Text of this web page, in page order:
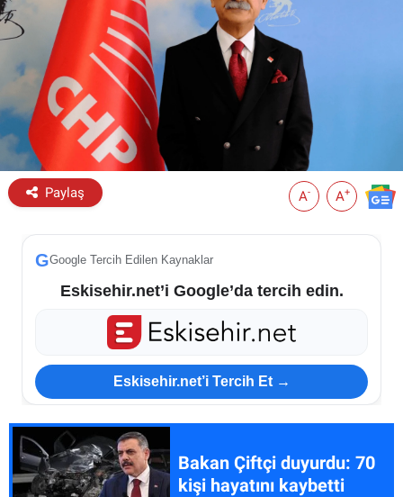
Paylaş A- A+
GGoogle Tercih Edilen Kaynaklar
Eskisehir.net’i Google’da tercih edin.
Eskisehir.net’i Tercih Et →
Bakan Çiftçi duyurdu: 70
kişi hayatını kaybetti
Eskişehir Hava Durumu
Eskişehir Tramvay Saatleri
Eskişehir Otobüs Saatleri